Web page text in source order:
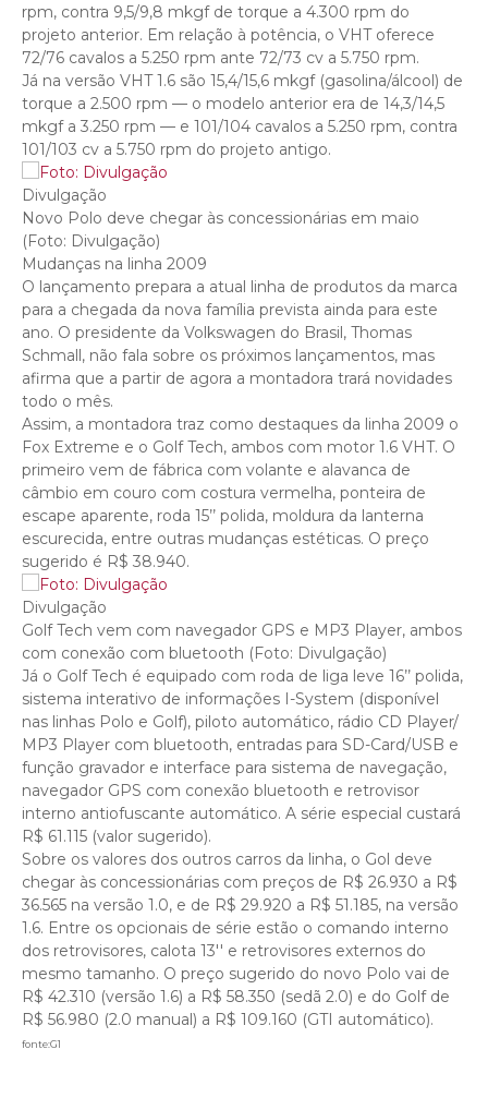
rpm, contra 9,5/9,8 mkgf de torque a 4.300 rpm do
projeto anterior. Em relação à potência, o VHT oferece
72/76 cavalos a 5.250 rpm ante 72/73 cv a 5.750 rpm.
Já na versão VHT 1.6 são 15,4/15,6 mkgf (gasolina/álcool) de
torque a 2.500 rpm — o modelo anterior era de 14,3/14,5
mkgf a 3.250 rpm — e 101/104 cavalos a 5.250 rpm, contra
101/103 cv a 5.750 rpm do projeto antigo.
Divulgação
Novo Polo deve chegar às concessionárias em maio
(Foto: Divulgação)
Mudanças na linha 2009
O lançamento prepara a atual linha de produtos da marca
para a chegada da nova família prevista ainda para este
ano. O presidente da Volkswagen do Brasil, Thomas
Schmall, não fala sobre os próximos lançamentos, mas
afirma que a partir de agora a montadora trará novidades
todo o mês.
Assim, a montadora traz como destaques da linha 2009 o
Fox Extreme e o Golf Tech, ambos com motor 1.6 VHT. O
primeiro vem de fábrica com volante e alavanca de
câmbio em couro com costura vermelha, ponteira de
escape aparente, roda 15’’ polida, moldura da lanterna
escurecida, entre outras mudanças estéticas. O preço
sugerido é R$ 38.940.
Divulgação
Golf Tech vem com navegador GPS e MP3 Player, ambos
com conexão com bluetooth (Foto: Divulgação)
Já o Golf Tech é equipado com roda de liga leve 16’’ polida,
sistema interativo de informações I-System (disponível
nas linhas Polo e Golf), piloto automático, rádio CD Player/
MP3 Player com bluetooth, entradas para SD-Card/USB e
função gravador e interface para sistema de navegação,
navegador GPS com conexão bluetooth e retrovisor
interno antiofuscante automático. A série especial custará
R$ 61.115 (valor sugerido).
Sobre os valores dos outros carros da linha, o Gol deve
chegar às concessionárias com preços de R$ 26.930 a R$
36.565 na versão 1.0, e de R$ 29.920 a R$ 51.185, na versão
1.6. Entre os opcionais de série estão o comando interno
dos retrovisores, calota 13'' e retrovisores externos do
mesmo tamanho. O preço sugerido do novo Polo vai de
R$ 42.310 (versão 1.6) a R$ 58.350 (sedã 2.0) e do Golf de
R$ 56.980 (2.0 manual) a R$ 109.160 (GTI automático).
fonte:G1